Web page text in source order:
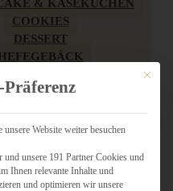
& KÄSEKUCHEN
COOKIES
DESSERT
KUCHEN
& GESÜNDER
BAKERY
HAUPTGERICHT
Mit
Präferenz
Website weiter besuchen
unsere 191 Partner Cookies und
Ihnen relevante Inhalte und
und optimieren wir unsere